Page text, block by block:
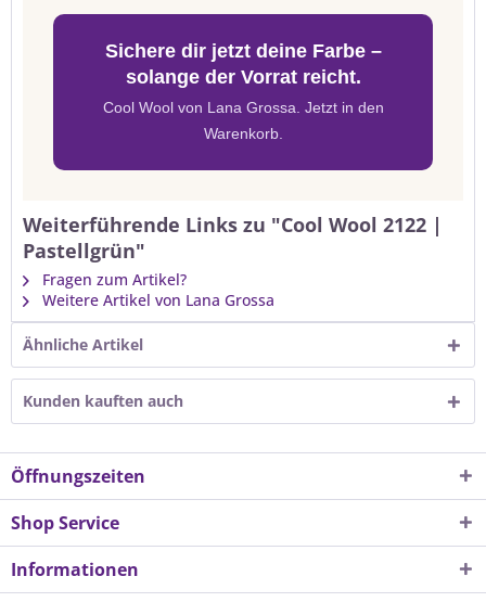
Sichere dir jetzt deine Farbe –
solange der Vorrat reicht.
Cool Wool von Lana Grossa. Jetzt in den
Warenkorb.
Weiterführende Links zu "Cool Wool 2122 |
Pastellgrün"
Fragen zum Artikel?
Weitere Artikel von Lana Grossa
Ähnliche Artikel
Kunden kauften auch
Öffnungszeiten
Shop Service
Informationen